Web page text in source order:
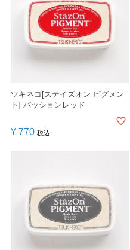
ツキネコ[ステイズオン ピグメン
ト] パッションレッド
¥ 770 税込